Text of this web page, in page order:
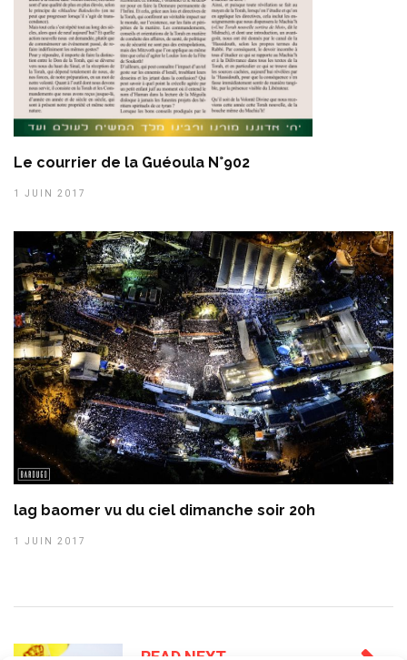
Le courrier de la Guéoula N°902
1 JUIN 2017
lag baomer vu du ciel dimanche soir 20h
1 JUIN 2017